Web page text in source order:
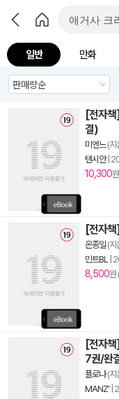
일반 만화
[전자
결)
미엔느(지
텐시안|
10,300
[전자
온종일 (지
민트BL|
8,500원
[전자
7권/완
플로나(지
MANZ’|